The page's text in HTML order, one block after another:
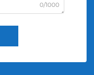
0/1000